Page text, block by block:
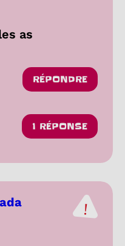
as
réactions
RÉPONDRE
1 RÉPONSE